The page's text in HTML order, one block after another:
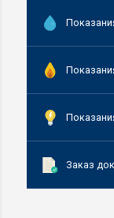
Заказ